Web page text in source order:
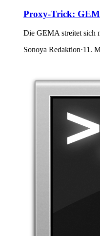
Proxy-Trick:
Die GEMA streitet sich
Sonoya Redaktion·11.